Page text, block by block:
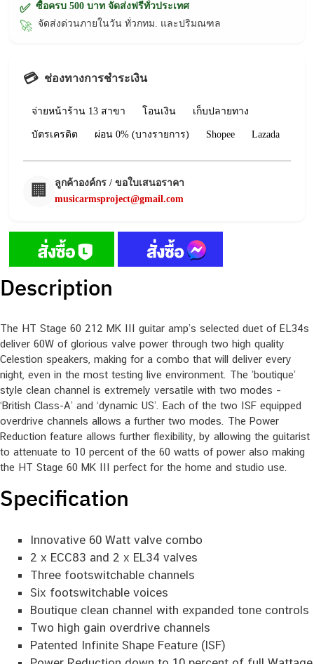
✅ ซื้อครบ 500 บาท จัดส่งฟรีทั่วประเทศ
🚀 จัดส่งด่วนภายในวัน ทั่วกทม. และปริมณฑล
💳 ช่องทางการชำระเงิน
จ่ายหน้าร้าน 13 สาขา โอนเงิน เก็บปลายทาง
บัตรเครดิต ผ่อน 0% (บางรายการ) Shopee Lazada
🏢
ลูกค้าองค์กร / ขอใบเสนอราคา
musicarmsproject@gmail.com
Description
The HT Stage 60 212 MK III guitar amp’s selected duet of EL34s
deliver 60W of glorious valve power through two high quality
Celestion speakers, making for a combo that will deliver every
night, even in the most testing live environment. The ’boutique’
style clean channel is extremely versatile with two modes –
‘British Class-A’ and ‘dynamic US’. Each of the two ISF equipped
overdrive channels allows a further two modes. The Power
Reduction feature allows further flexibility, by allowing the guitarist
to attenuate to 10 percent of the 60 watts of power also making
the HT Stage 60 MK III perfect for the home and studio use.
Specification
Innovative 60 Watt valve combo
2 x ECC83 and 2 x EL34 valves
Three footswitchable channels
Six footswitchable voices
Boutique clean channel with expanded tone controls
Two high gain overdrive channels
Patented Infinite Shape Feature (ISF)